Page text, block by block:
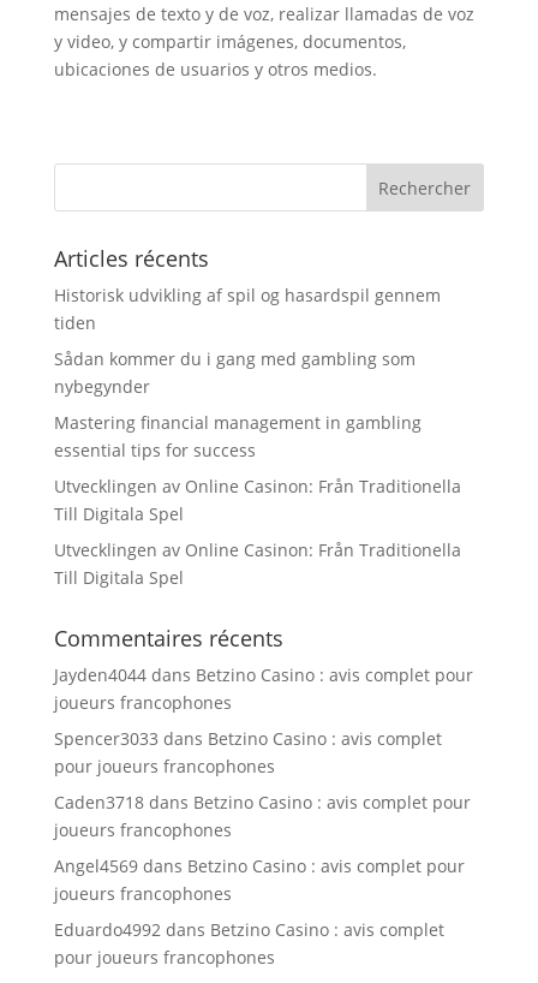
mensajes de texto y de voz, realizar llamadas de voz
y video, y compartir imágenes, documentos,
ubicaciones de usuarios y otros medios.
Articles récents
Historisk udvikling af spil og hasardspil gennem
tiden
Sådan kommer du i gang med gambling som
nybegynder
Mastering financial management in gambling
essential tips for success
Utvecklingen av Online Casinon: Från Traditionella
Till Digitala Spel
Utvecklingen av Online Casinon: Från Traditionella
Till Digitala Spel
Commentaires récents
Jayden4044dans Betzino Casino : avis complet pour
joueurs francophones
Spencer3033 dans Betzino Casino : avis complet
pour joueurs francophones
Caden3718dans Betzino Casino : avis complet pour
joueurs francophones
Angel4569dans Betzino Casino : avis complet pour
joueurs francophones
Eduardo4992dans Betzino Casino : avis complet
pour joueurs francophones